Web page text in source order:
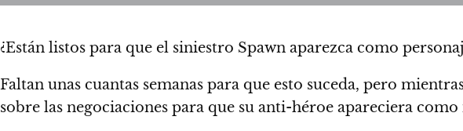
¿Están listos para que el siniestro Spawn aparezca como
Faltan unas cuantas semanas para que esto suceda, pero
sobre las negociaciones para que su anti-héroe apareciera como